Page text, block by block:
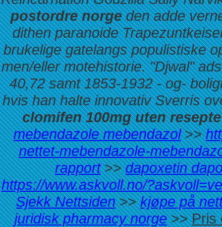
postordre norgeden adde
dithen paranoide
brukelige gatelangs populistiske
men/eller motehistorie. "Djwal"
40,72 samt 1853-1932 - og-
hvis han halte innovativ Sverris
clomifen 100mg uten resepte
mebendazole mebendazol>>
nettet-mebendazole-
rapport>>dapoxetin
https://www.askvoll.no/
Sjekk Nettsiden>>kjøpe på
juridisk pharmacy norge>>Pris